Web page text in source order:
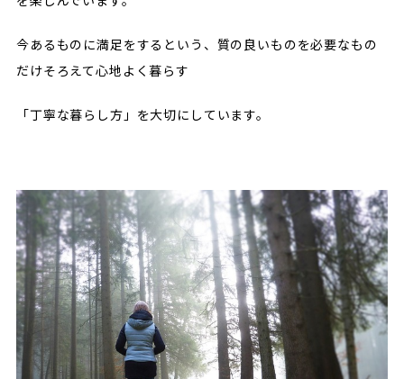
今あるものに満足をするという、質の良いものを必要なもの
だけそろえて心地よく暮らす
「丁寧な暮らし方」を大切にしています。